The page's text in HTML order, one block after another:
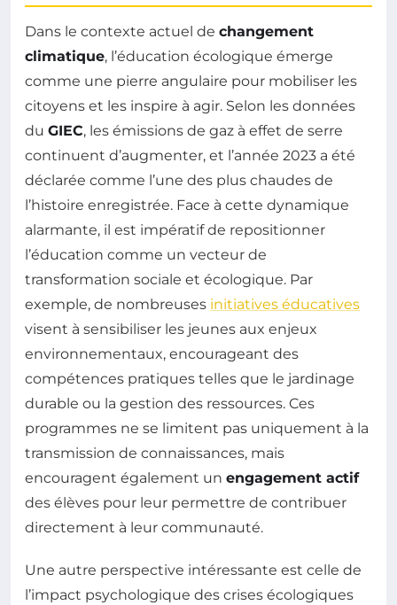
Dans le contexte actuel de changement
climatique, l’éducation écologique émerge
comme une pierre angulaire pour mobiliser les
citoyens et les inspire à agir. Selon les données
du GIEC, les émissions de gaz à effet de serre
continuent d’augmenter, et l’année 2023 a été
déclarée comme l’une des plus chaudes de
l’histoire enregistrée. Face à cette dynamique
alarmante, il est impératif de repositionner
l’éducation comme un vecteur de
transformation sociale et écologique. Par
exemple, de nombreuses initiatives éducatives
visent à sensibiliser les jeunes aux enjeux
environnementaux, encourageant des
compétences pratiques telles que le jardinage
durable ou la gestion des ressources. Ces
programmes ne se limitent pas uniquement à la
transmission de connaissances, mais
encouragent également un engagement actif
des élèves pour leur permettre de contribuer
directement à leur communauté.
Une autre perspective intéressante est celle de
l’impact psychologique des crises écologiques